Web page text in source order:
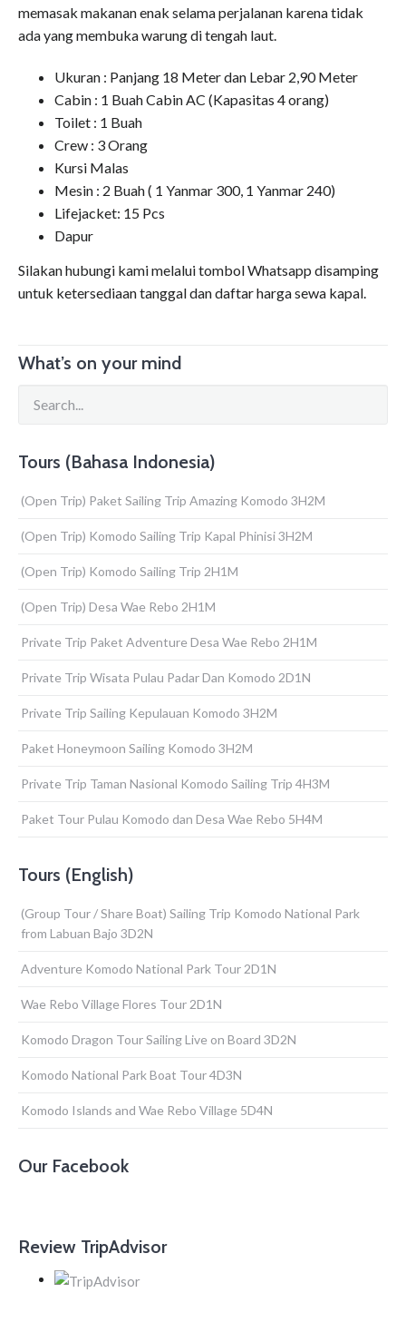
memasak makanan enak selama perjalanan karena tidak
ada yang membuka warung di tengah laut.
Ukuran : Panjang 18 Meter dan Lebar 2,90 Meter
Cabin : 1 Buah Cabin AC (Kapasitas 4 orang)
Toilet : 1 Buah
Crew : 3 Orang
Kursi Malas
Mesin : 2 Buah ( 1 Yanmar 300, 1 Yanmar 240)
Lifejacket: 15 Pcs
Dapur
Silakan hubungi kami melalui tombol Whatsapp disamping
untuk ketersediaan tanggal dan daftar harga sewa kapal.
What’s on your mind
Tours (Bahasa Indonesia)
(Open Trip) Paket Sailing Trip Amazing Komodo 3H2M
(Open Trip) Komodo Sailing Trip Kapal Phinisi 3H2M
(Open Trip) Komodo Sailing Trip 2H1M
(Open Trip) Desa Wae Rebo 2H1M
Private Trip Paket Adventure Desa Wae Rebo 2H1M
Private Trip Wisata Pulau Padar Dan Komodo 2D1N
Private Trip Sailing Kepulauan Komodo 3H2M
Paket Honeymoon Sailing Komodo 3H2M
Private Trip Taman Nasional Komodo Sailing Trip 4H3M
Paket Tour Pulau Komodo dan Desa Wae Rebo 5H4M
Tours (English)
(Group Tour / Share Boat) Sailing Trip Komodo National Park
from Labuan Bajo 3D2N
Adventure Komodo National Park Tour 2D1N
Wae Rebo Village Flores Tour 2D1N
Komodo Dragon Tour Sailing Live on Board 3D2N
Komodo National Park Boat Tour 4D3N
Komodo Islands and Wae Rebo Village 5D4N
Our Facebook
Review TripAdvisor